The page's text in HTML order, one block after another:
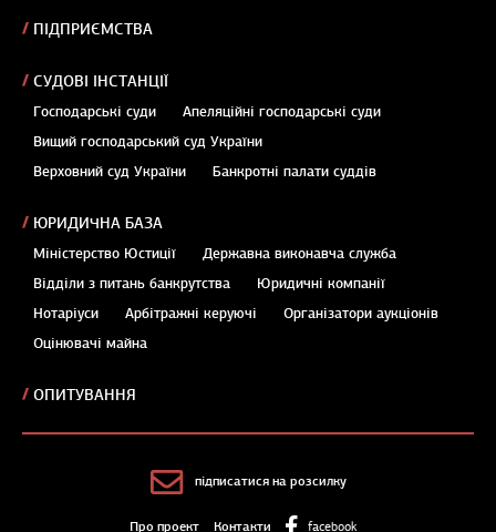
ПІДПРИЄМСТВА
СУДОВІ ІНСТАНЦІЇ
Господарські суди
Апеляційні господарські суди
Вищий господарський суд України
Верховний суд України
Банкротні палати суддів
ЮРИДИЧНА БАЗА
Міністерство Юстиції
Державна виконавча служба
Відділи з питань банкрутства
Юридичні компанії
Нотаріуси
Арбітражні керуючі
Організатори аукціонів
Оцінювачі майна
ОПИТУВАННЯ
підписатися на розсилку
Про проект Контакти facebook